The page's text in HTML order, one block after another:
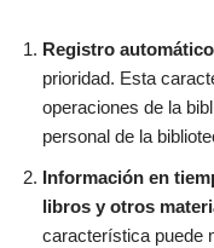
Registro
prioridad. Esta
operaciones de la
personal de la
Información en
libros y otros
característica puede